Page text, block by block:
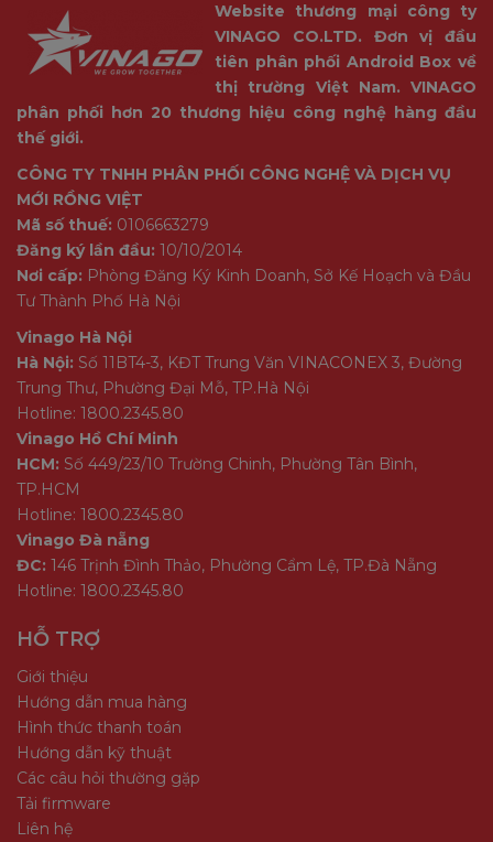
Website thương mại công ty
VINAGO CO.LTD. Đơn vị đầu
tiên phân phối Android Box về
thị trường Việt Nam. VINAGO
phân phối hơn 20 thương hiệu công nghệ hàng đầu
thế giới.
CÔNG TY TNHH PHÂN PHỐI CÔNG NGHỆ VÀ DỊCH VỤ
MỚI RỒNG VIỆT
Mã số thuế: 0106663279
Đăng ký lần đầu: 10/10/2014
Nơi cấp: Phòng Đăng Ký Kinh Doanh, Sở Kế Hoạch và Đầu
Tư Thành Phố Hà Nội
Vinago Hà Nội
Hà Nội: Số 11BT4-3, KĐT Trung Văn VINACONEX 3, Đường
Trung Thư, Phường Đại Mỗ, TP.Hà Nội
Hotline: 1800.2345.80
Vinago Hồ Chí Minh
HCM: Số 449/23/10 Trường Chinh, Phường Tân Bình,
TP.HCM
Hotline: 1800.2345.80
Vinago Đà nẵng
ĐC: 146 Trịnh Đình Thảo, Phường Cẩm Lệ, TP.Đà Nẵng
Hotline: 1800.2345.80
HỖ TRỢ
Giới thiệu
Hướng dẫn mua hàng
Hình thức thanh toán
Hướng dẫn kỹ thuật
Các câu hỏi thường gặp
Tải firmware
Liên hệ